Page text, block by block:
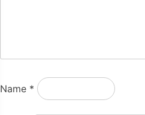
Name *